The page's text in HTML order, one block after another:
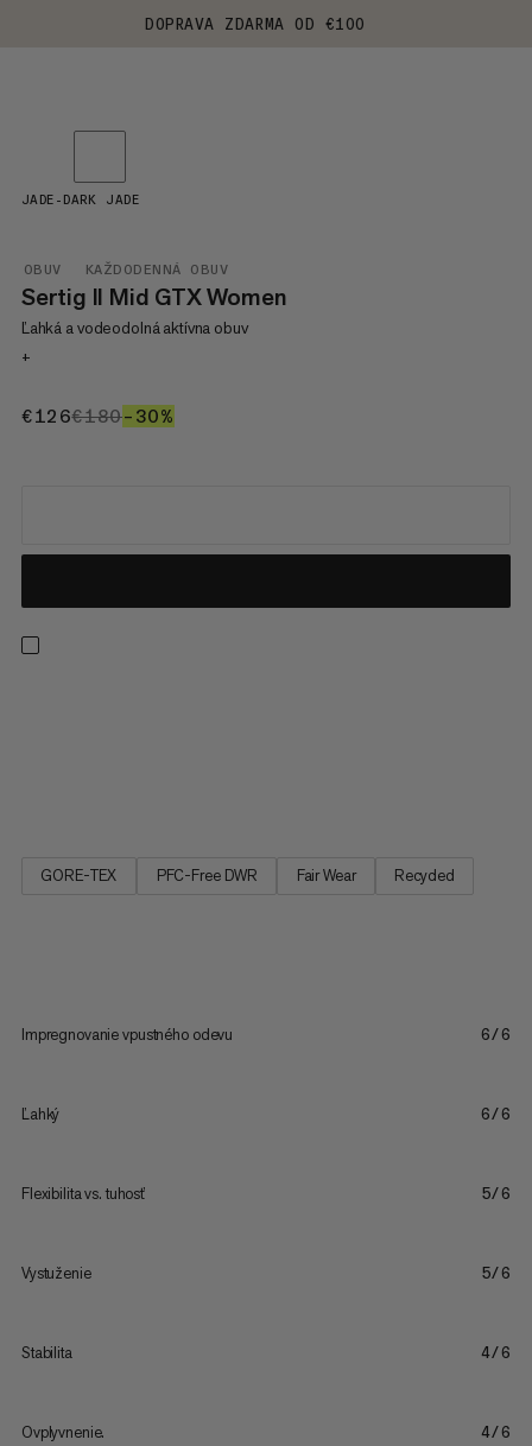
DOPRAVA ZDARMA OD €100
OBUV KAŽDODENNÁ OBUV
Sertig II Mid GTX Women
Ľahká a vodeodolná aktívna obuv
+
€126€126
€180€180
–30%
JADE-DARK JADE
GORE-TEX PFC-Free DWR Fair Wear Recycled
Impregnovanie vpustného odevu 6/6
Ľahký 6/6
Flexibilita vs. tuhosť 5/6
Vystuženie 5/6
Stabilita 4/6
Ovplyvnenie. 4/6